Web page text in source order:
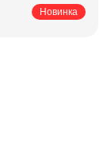
Новинка